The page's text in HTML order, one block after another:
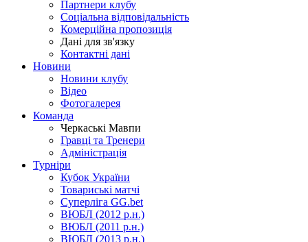
Партнери клубу
Соціальна відповідальність
Комерційна пропозиція
Дані для зв'язку
Контактні дані
Новини
Новини клубу
Відео
Фотогалерея
Команда
Черкаські Мавпи
Гравці та Тренери
Адміністрація
Турніри
Кубок України
Товариські матчі
Суперліга GG.bet
ВЮБЛ (2012 р.н.)
ВЮБЛ (2011 р.н.)
ВЮБЛ (2013 р.н.)